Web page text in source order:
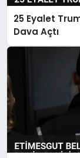
25 Eyalet
Dava Açtı